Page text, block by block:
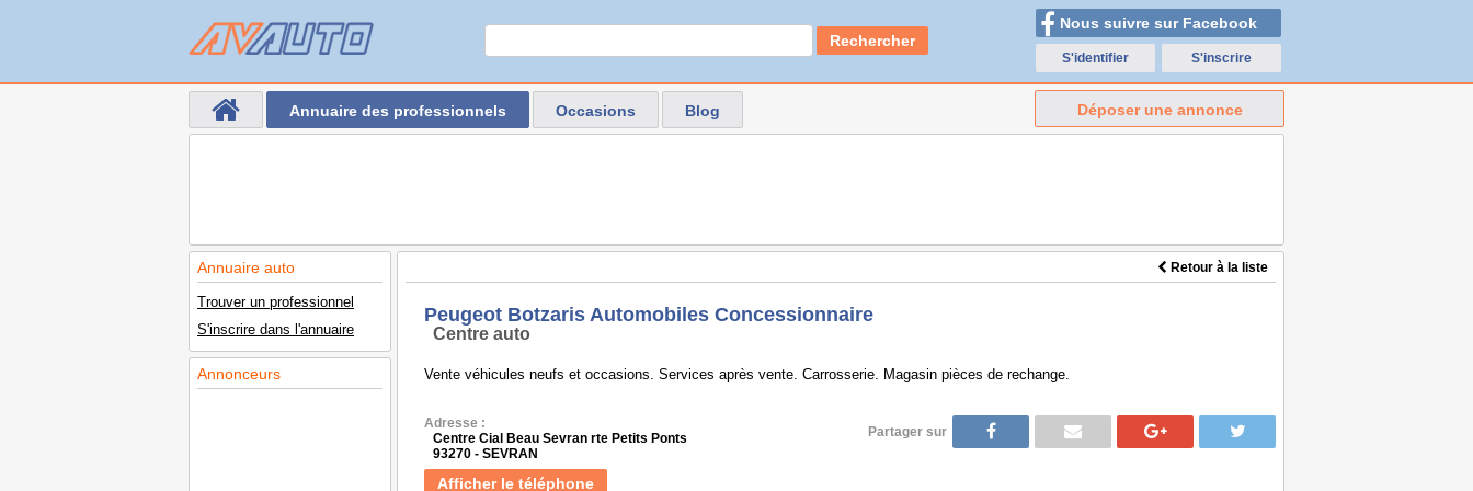
Rechercher
Nous suivre sur Facebook
S'identifier S'inscrire
Annuaire des professionnels Occasions Blog Déposer une annonce
Annuaire auto
Trouver un professionnel
S'inscrire dans l'annuaire
Annonceurs
Retour à la liste
Peugeot Botzaris Automobiles Concessionnaire
Centre auto
Vente véhicules neufs et occasions. Services après vente. Carrosserie. Magasin pièces de rechange.
Adresse :
Centre Cial Beau Sevran rte Petits Ponts
93270 - SEVRAN
Afficher le téléphone
Partager sur